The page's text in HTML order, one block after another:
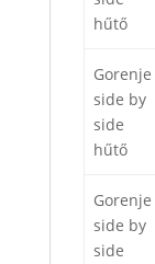
hűtő
Gorenje
side by
side
hűtő
Gorenje
side by
side